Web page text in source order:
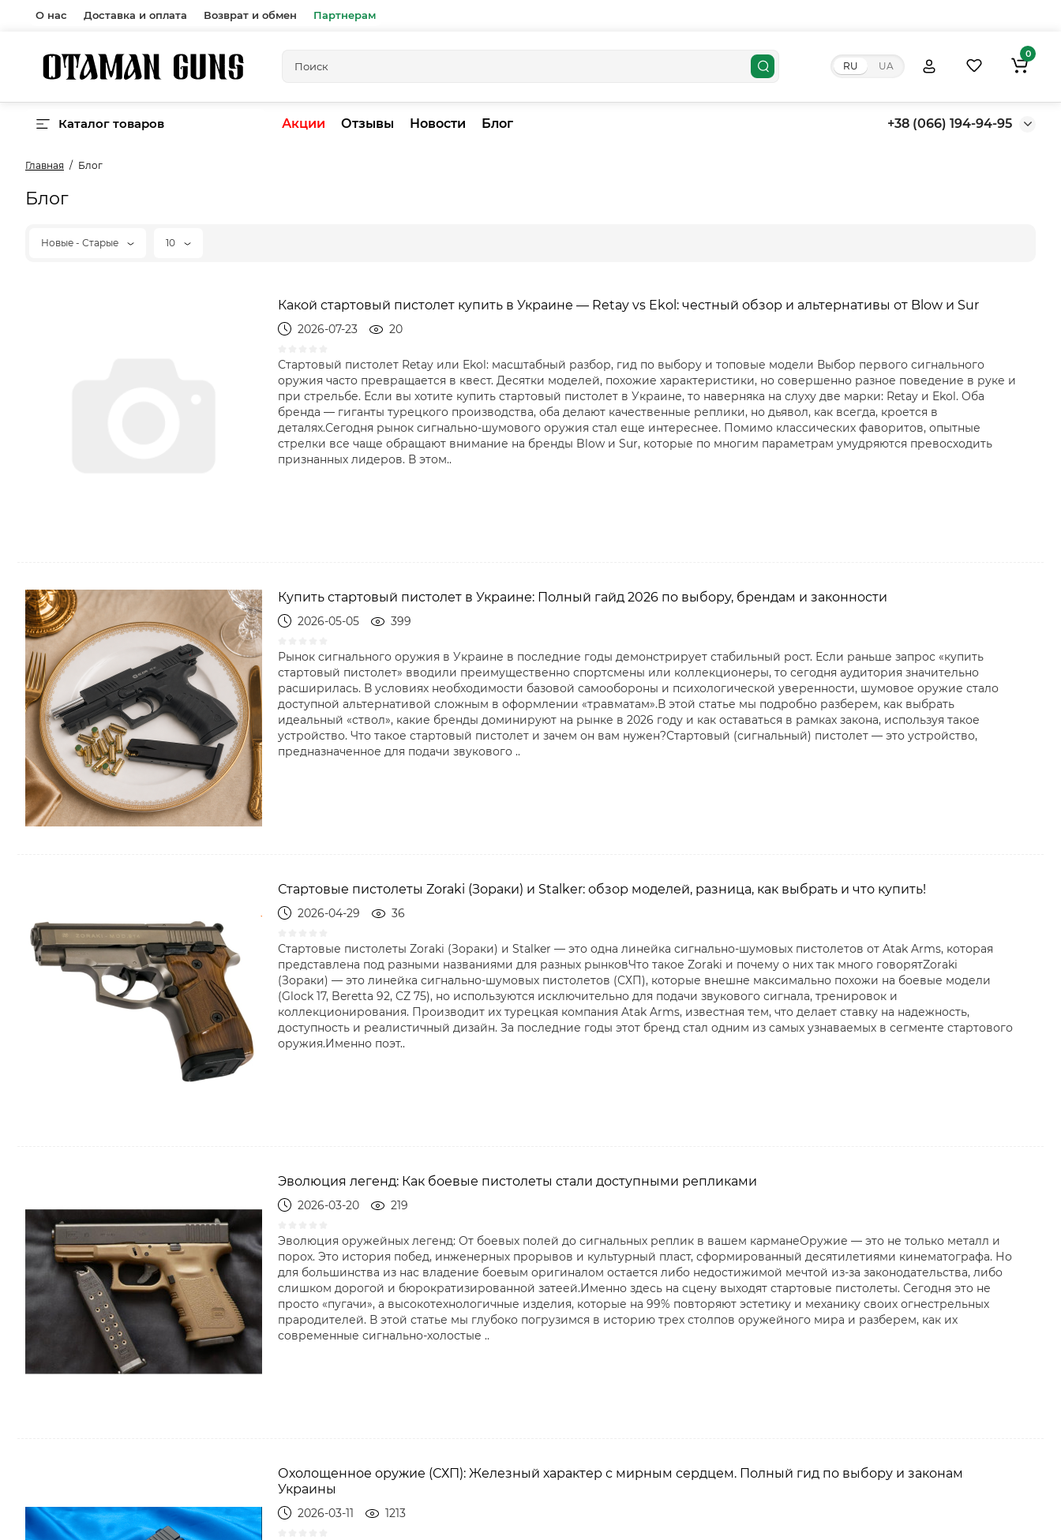
О нас Доставка и оплата Возврат и обмен Партнерам
RU UA
0
Каталог товаров Акции Отзывы Новости Блог +38 (066) 194-94-95
Главная Блог
Блог
Новые - Старые 10
Какой стартовый пистолет купить в Украине — Retay vs Ekol: честный обзор и альтернативы от Blow и Sur
2026-07-23 20
Стартовый пистолет Retay или Ekol: масштабный разбор, гид по выбору и топовые модели Выбор первого сигнального
оружия часто превращается в квест. Десятки моделей, похожие характеристики, но совершенно разное поведение в руке и
при стрельбе. Если вы хотите купить стартовый пистолет в Украине, то наверняка на слуху две марки: Retay и Ekol. Оба
бренда — гиганты турецкого производства, оба делают качественные реплики, но дьявол, как всегда, кроется в
деталях.Сегодня рынок сигнально-шумового оружия стал еще интереснее. Помимо классических фаворитов, опытные
стрелки все чаще обращают внимание на бренды Blow и Sur, которые по многим параметрам умудряются превосходить
признанных лидеров. В этом..
Купить стартовый пистолет в Украине: Полный гайд 2026 по выбору, брендам и законности
2026-05-05 399
Рынок сигнального оружия в Украине в последние годы демонстрирует стабильный рост. Если раньше запрос «купить
стартовый пистолет» вводили преимущественно спортсмены или коллекционеры, то сегодня аудитория значительно
расширилась. В условиях необходимости базовой самообороны и психологической уверенности, шумовое оружие стало
доступной альтернативой сложным в оформлении «травматам».В этой статье мы подробно разберем, как выбрать
идеальный «ствол», какие бренды доминируют на рынке в 2026 году и как оставаться в рамках закона, используя такое
устройство. Что такое стартовый пистолет и зачем он вам нужен?Стартовый (сигнальный) пистолет — это устройство,
предназначенное для подачи звукового ..
Стартовые пистолеты Zoraki (Зораки) и Stalker: обзор моделей, разница, как выбрать и что купить!
2026-04-29 36
Стартовые пистолеты Zoraki (Зораки) и Stalker — это одна линейка сигнально-шумовых пистолетов от Atak Arms, которая
представлена под разными названиями для разных рынковЧто такое Zoraki и почему о них так много говорятZoraki
(Зораки) — это линейка сигнально-шумовых пистолетов (СХП), которые внешне максимально похожи на боевые модели
(Glock 17, Beretta 92, CZ 75), но используются исключительно для подачи звукового сигнала, тренировок и
коллекционирования. Производит их турецкая компания Atak Arms, известная тем, что делает ставку на надежность,
доступность и реалистичный дизайн. За последние годы этот бренд стал одним из самых узнаваемых в сегменте стартового
оружия.Именно поэт..
Эволюция легенд: Как боевые пистолеты стали доступными репликами
2026-03-20 219
Эволюция оружейных легенд: От боевых полей до сигнальных реплик в вашем карманеОружие — это не только металл и
порох. Это история побед, инженерных прорывов и культурный пласт, сформированный десятилетиями кинематографа. Но
для большинства из нас владение боевым оригиналом остается либо недостижимой мечтой из-за законодательства, либо
слишком дорогой и бюрократизированной затеей.Именно здесь на сцену выходят стартовые пистолеты. Сегодня это не
просто «пугачи», а высокотехнологичные изделия, которые на 99% повторяют эстетику и механику своих огнестрельных
прародителей. В этой статье мы глубоко погрузимся в историю трех столпов оружейного мира и разберем, как их
современные сигнально-холостые ..
Охолощенное оружие (СХП): Железный характер с мирным сердцем. Полный гид по выбору и законам
Украины
2026-03-11 1213